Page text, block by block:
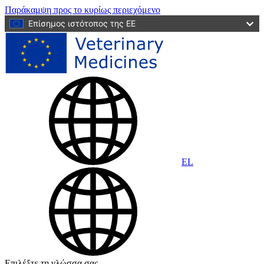
Παράκαμψη προς το κυρίως περιεχόμενο
Επίσημος ιστότοπος της ΕΕ
EL